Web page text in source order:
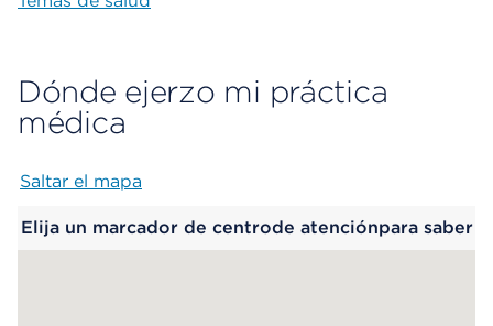
Dónde ejerzo mi práctica
médica
Saltar el mapa
Elija un marcador de centrode atenciónpara saber